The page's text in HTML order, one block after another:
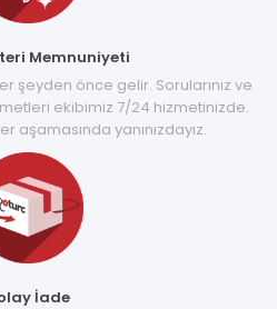
Memnuniyeti
şeyden önce gelir. Sorularınız ve
ekibimiz 7/24 hizmetinizde.
aşamasında yanınızdayız.
İade